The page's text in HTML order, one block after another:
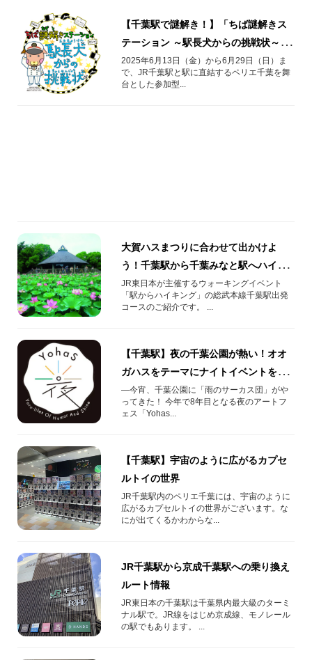
【千葉駅で謎解き！】「ちば謎解きス
テーション ～駅長犬からの挑戦状～」
開催します！
2025年6月13日（金）から6月29日（日）ま
で、JR千葉駅と駅に直結するペリエ千葉を舞
台とした参加型...
大賀ハスまつりに合わせて出かけよ
う！千葉駅から千葉みなと駅へハイキ
ング♪
JR東日本が主催するウォーキングイベント
「駅からハイキング」の総武本線千葉駅出発
コースのご紹介です。 ...
【千葉駅】夜の千葉公園が熱い！オオ
ガハスをテーマにナイトイベントを開
催
―今宵、千葉公園に「雨のサーカス団」がや
ってきた！ 今年で8年目となる夜のアートフ
ェス「Yohas...
【千葉駅】宇宙のように広がるカプセ
ルトイの世界
JR千葉駅内のペリエ千葉には、宇宙のように
広がるカプセルトイの世界がございます。な
にが出てくるかわからな...
JR千葉駅から京成千葉駅への乗り換え
ルート情報
JR東日本の千葉駅は千葉県内最大級のターミ
ナル駅で。JR線をはじめ京成線、モノレール
の駅でもあります。 ...